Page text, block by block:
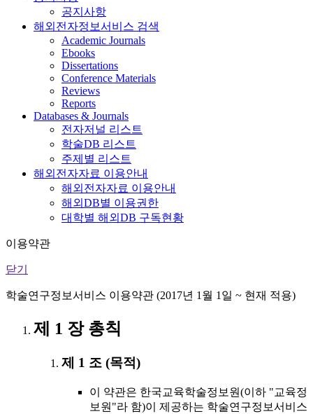
공지사항
해외전자정보서비스 검색
Academic Journals
Ebooks
Dissertations
Conference Materials
Reviews
Reports
Databases & Journals
전자저널 리스트
학술DB 리스트
주제별 리스트
해외전자자료 이용안내
해외전자자료 이용안내
해외DB별 이용권한
대학별 해외DB 구독현황
이용약관
닫기
학술연구정보서비스 이용약관 (2017년 1월 1일 ~ 현재 적용)
제 1 장 총칙
제 1 조 (목적)
이 약관은 한국교육학술정보원(이하 "교육정
보원"라 함)이 제공하는 학술연구정보서비스